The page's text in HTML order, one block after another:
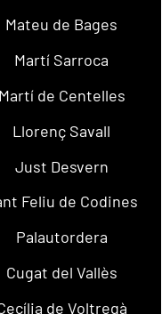
Mateu de Bages
Martí Sarroca
Martí de Centelles
Llorenç Savall
Just Desvern
Feliu de Codines
Palautordera
Cugat del Vallès
de Voltregà